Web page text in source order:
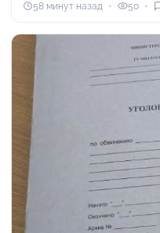
58 минут назад 50